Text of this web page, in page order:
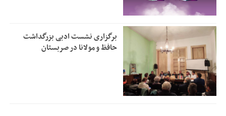
برگزاری نشست ادبی بزرگداشت
حافظ و مولانا در صربستان